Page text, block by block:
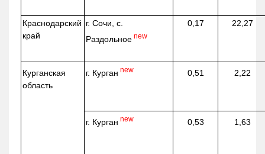
Краснодарский
край
г. Сочи, с.
Раздольное new
0,17 22,27
Курганская
область
г. Курган new 0,51 2,22
г. Курган new 0,53 1,63